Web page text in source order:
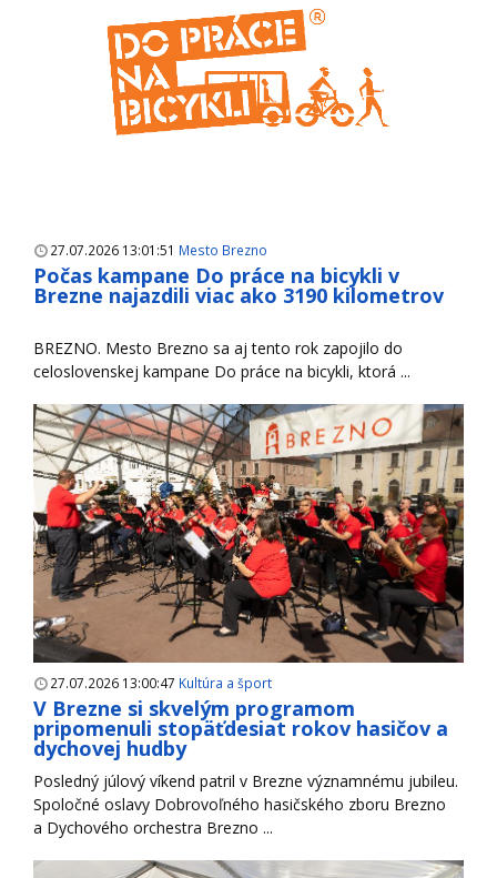
27.07.2026 13:01:51 Mesto Brezno
Počas kampane Do práce na bicykli v
Brezne najazdili viac ako 3190 kilometrov
BREZNO. Mesto Brezno sa aj tento rok zapojilo do
celoslovenskej kampane Do práce na bicykli, ktorá ...
27.07.2026 13:00:47 Kultúra a šport
V Brezne si skvelým programom
pripomenuli stopäťdesiat rokov hasičov a
dychovej hudby
Posledný júlový víkend patril v Brezne významnému jubileu.
Spoločné oslavy Dobrovoľného hasičského zboru Brezno
a Dychového orchestra Brezno ...